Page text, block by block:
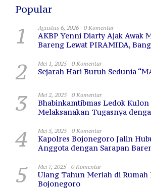
Popular
1 Agustus 6, 2026 0 Komentar
AKBP Yenni Diarty Ajak Awak
Bareng Lewat PIRAMIDA,
2 Mei 1, 2025 0 Komentar
Sejarah Hari Buruh Sedunia
3 Mei 2, 2025 0 Komentar
Bhabinkamtibmas Ledok
Melaksanakan Tugasnya
4 Mei 5, 2025 0 Komentar
Kapolres Bojonegoro Jalin
Anggota dengan Sarapan
5 Mei 7, 2025 0 Komentar
Ulang Tahun Meriah di Rumah
Bojonegoro